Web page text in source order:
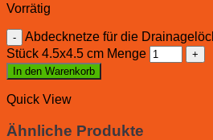
Vorrätig
Abdecknetze für die
Stück 4.5x4.5 cm Menge
In den Warenkorb
Quick View
Ähnliche Produkte